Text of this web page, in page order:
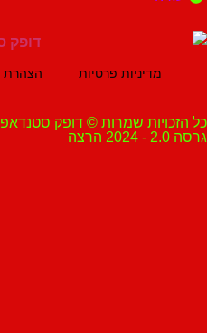
מדיניות פרטיות הצהרת נגישות
שמרות © דופק סטנדאפ ובידור 2014-2024.